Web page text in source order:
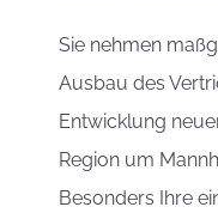
Sie nehmen
Ausbau des
Entwicklung
Region um
Besonders Ihre